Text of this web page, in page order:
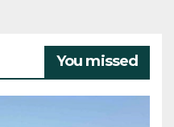
You missed